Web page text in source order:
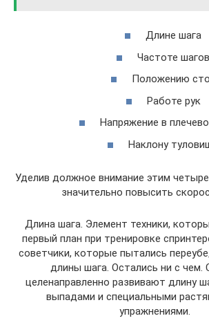
Длине шага
Частоте шагов
Положению
Работе рук
Напряжение в
Наклону
Уделив должное внимание этим
значительно повысить
Длина шага. Элемент техники,
первый план при тренировке
советчики, которые пытались
длины шага. Остались ни с чем.
целенаправленно развивают длину
выпадами и специальными
упражнениями.